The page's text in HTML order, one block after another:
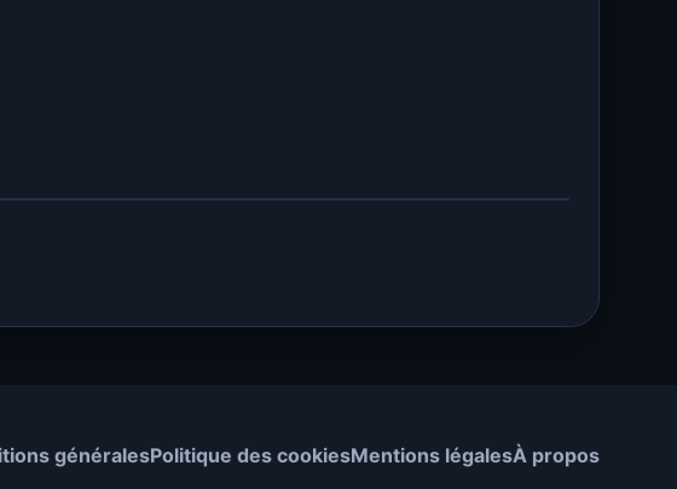
généralesPolitique des cookiesMentions légalesÀ propos